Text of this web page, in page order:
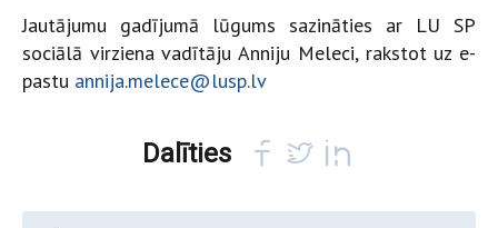
Jautājumu gadījumā lūgums sazināties ar LU SP
sociālā virziena vadītāju Anniju Meleci, rakstot uz e-
pastu annija.melece@lusp.lv
Dalīties